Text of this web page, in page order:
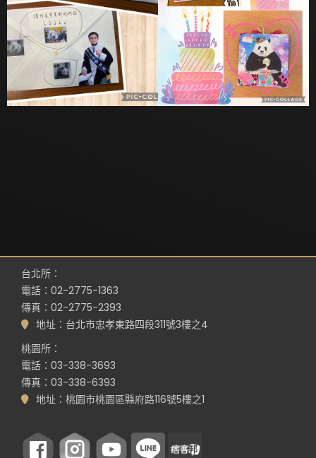
台北所：
電話：02-2775-1363
傳真：02-2775-2393
地址：台北市忠孝東路四段311號3樓之4
桃園所：
電話：03-338-3693
傳真：03-338-6393
地址：桃園市桃園區縣府路116號5樓之1